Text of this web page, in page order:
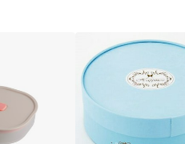
標示為準。 (6) 導購訂
情以樂天市場網站公告為準。